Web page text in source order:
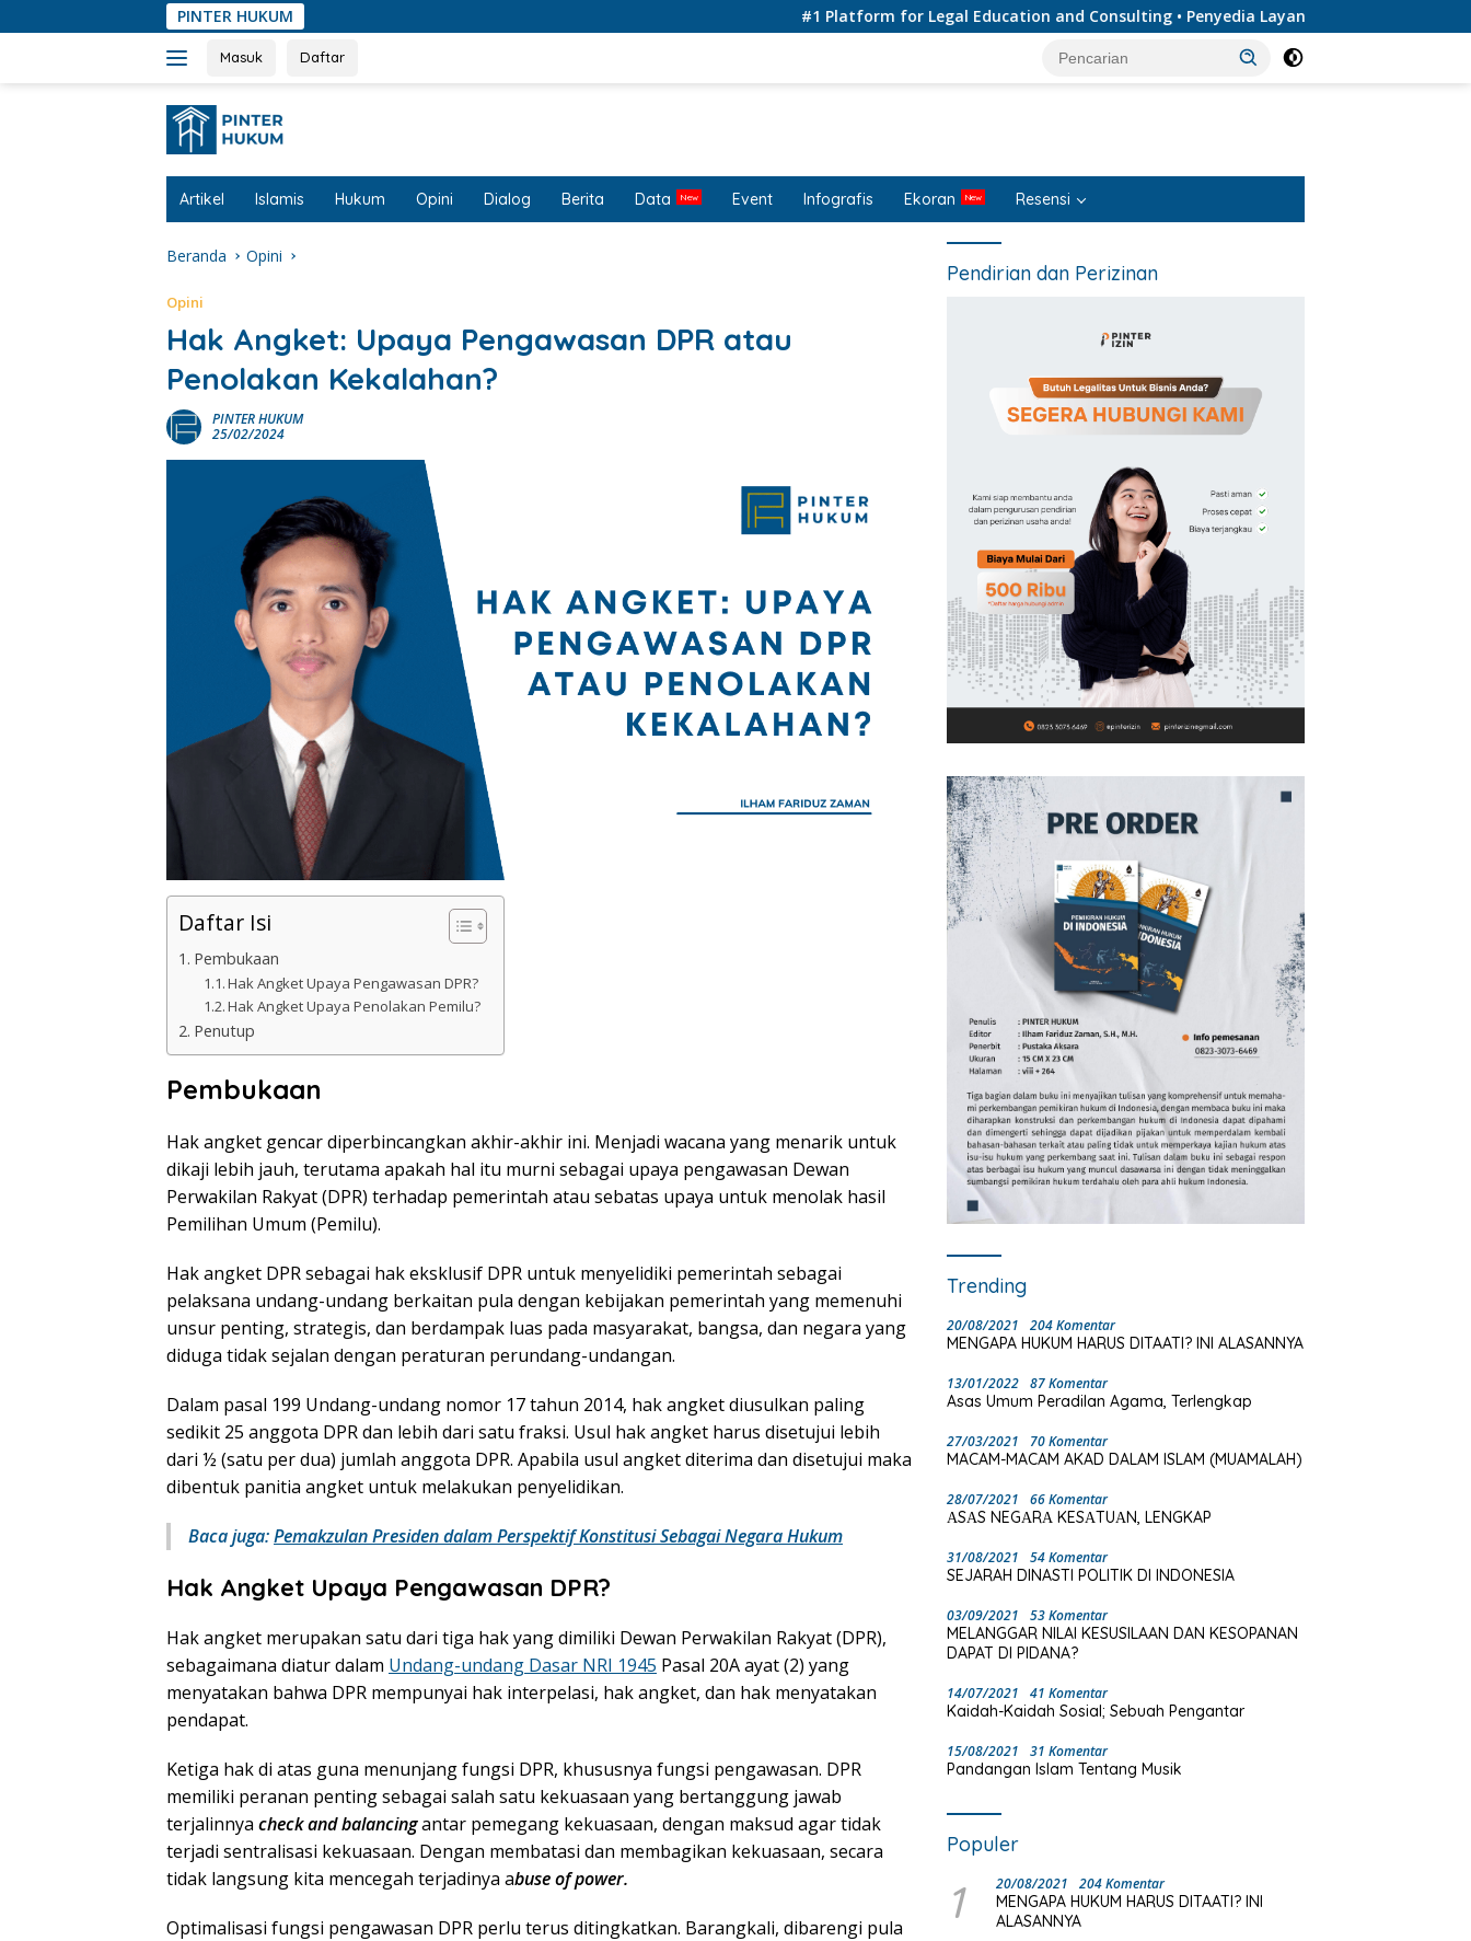
ke
PINTER HUKUM #1 Platform for Legal Education and Consulting • Penyedia Layanan Jasa Hukum Terlengkap
Masuk Daftar
Artikel Islamis Hukum Opini Dialog Berita Data Event Infografis Ekoran Resensi
Beranda Opini
Opini
Hak Angket: Upaya Pengawasan DPR atau
Penolakan Kekalahan?
PINTER HUKUM
25/02/2024
Daftar Isi
Pembukaan
Hak Angket Upaya Pengawasan DPR?
Hak Angket Upaya Penolakan Pemilu?
Penutup
Pembukaan
Hak angket gencar diperbincangkan akhir-akhir ini. Menjadi wacana yang menarik untuk
dikaji lebih jauh, terutama apakah hal itu murni sebagai upaya pengawasan Dewan
Perwakilan Rakyat (DPR) terhadap pemerintah atau sebatas upaya untuk menolak hasil
Pemilihan Umum (Pemilu).
Hak angket DPR sebagai hak eksklusif DPR untuk menyelidiki pemerintah sebagai
pelaksana undang-undang berkaitan pula dengan kebijakan pemerintah yang memenuhi
unsur penting, strategis, dan berdampak luas pada masyarakat, bangsa, dan negara yang
diduga tidak sejalan dengan peraturan perundang-undangan.
Dalam pasal 199 Undang-undang nomor 17 tahun 2014, hak angket diusulkan paling
sedikit 25 anggota DPR dan lebih dari satu fraksi. Usul hak angket harus disetujui lebih
dari ½ (satu per dua) jumlah anggota DPR. Apabila usul angket diterima dan disetujui maka
dibentuk panitia angket untuk melakukan penyelidikan.
Baca juga:Pemakzulan Presiden dalam Perspektif Konstitusi Sebagai Negara Hukum
Hak Angket Upaya Pengawasan DPR?
Hak angket merupakan satu dari tiga hak yang dimiliki Dewan Perwakilan Rakyat (DPR),
sebagaimana diatur dalam Undang-undang Dasar NRI 1945 Pasal 20A ayat (2) yang
menyatakan bahwa DPR mempunyai hak interpelasi, hak angket, dan hak menyatakan
pendapat.
Ketiga hak di atas guna menunjang fungsi DPR, khususnya fungsi pengawasan. DPR
memiliki peranan penting sebagai salah satu kekuasaan yang bertanggung jawab
terjalinnya check and balancingantar pemegang kekuasaan, dengan maksud agar tidak
terjadi sentralisasi kekuasaan. Dengan membatasi dan membagikan kekuasaan, secara
tidak langsung kita mencegah terjadinya abuse of power.
Optimalisasi fungsi pengawasan DPR perlu terus ditingkatkan. Barangkali, dibarengi pula
Pendirian dan Perizinan
Trending
20/08/2021 204 Komentar
MENGAPA HUKUM HARUS DITAATI? INI ALASANNYA
13/01/2022 87 Komentar
Asas Umum Peradilan Agama, Terlengkap
27/03/2021 70 Komentar
MACAM-MACAM AKAD DALAM ISLAM (MUAMALAH)
28/07/2021 66 Komentar
ΑSΑS NEGΑRΑ KESΑTUΑN, LENGKAP
31/08/2021 54 Komentar
SEJARAH DINASTI POLITIK DI INDONESIA
03/09/2021 53 Komentar
MELANGGAR NILAI KESUSILAAN DAN KESOPANAN
DAPAT DI PIDANA?
14/07/2021 41 Komentar
Kaidah-Kaidah Sosial; Sebuah Pengantar
15/08/2021 31 Komentar
Pandangan Islam Tentang Musik
Populer
1 20/08/2021 204 Komentar
MENGAPA HUKUM HARUS DITAATI? INI
ALASANNYA